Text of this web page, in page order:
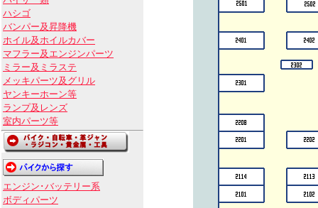
ハシゴ
バンパー及昇降機
ホイル及ホイルカバー
マフラー及エンジンパーツ
ミラー及ミラステ
メッキパーツ及グリル
ヤンキーホーン等
ランプ及レンズ
室内パーツ等
エンジン･バッテリー系
ボディパーツ